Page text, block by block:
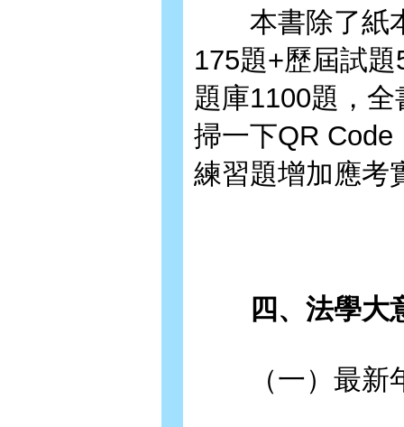
本書除了紙本
175題+歷屆試
題庫1100題，
掃一下QR
練習題增加應考
四、法學大
（一）最新